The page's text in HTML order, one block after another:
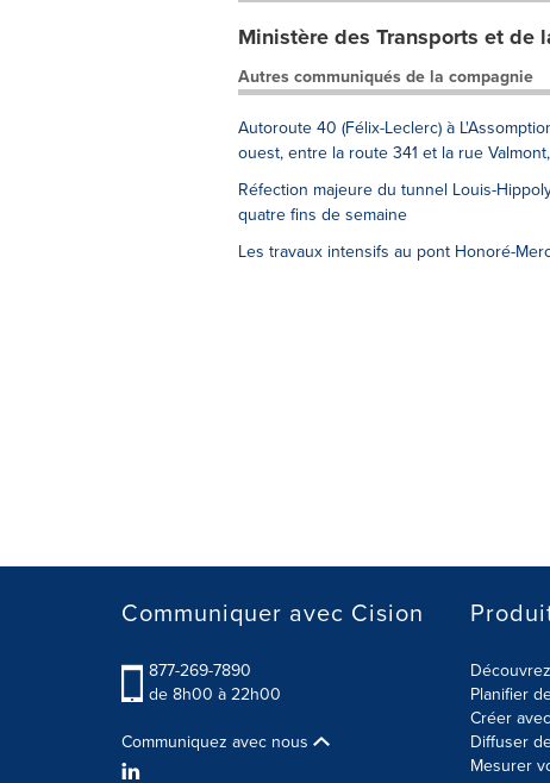
Ministère des Transports et de
Autres communiqués de la compagnie
Autoroute 40 (Félix-Leclerc) à
ouest, entre la route 341 et la rue
Réfection majeure du tunnel Louis-
quatre fins de semaine
Les travaux intensifs au pont Honoré-
Communiquer avec Cision
877-269-7890
de 8h00 à 22h00
Communiquez avec nous
Planifier
Créer
Diffuser
Mesurer